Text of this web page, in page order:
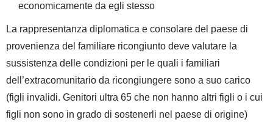
economicamente da egli stesso
La rappresentanza diplomatica e consolare del paese di
provenienza del familiare ricongiunto deve valutare la
sussistenza delle condizioni per le quali i familiari
dell’extracomunitario da ricongiungere sono a suo carico
(figli invalidi. Genitori ultra 65 che non hanno altri figli o i cui
figli non sono in grado di sostenerli nel paese di origine)